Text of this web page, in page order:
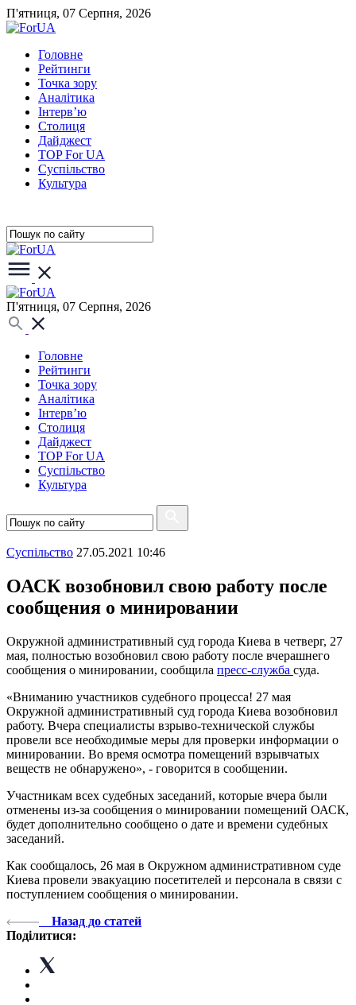
П'ятниця, 07 Серпня, 2026
Головне
Рейтинги
Точка зору
Аналітика
Інтерв’ю
Столиця
Дайджест
TOP For UA
Суспiльство
Культура
П'ятниця, 07 Серпня, 2026
Головне
Рейтинги
Точка зору
Аналітика
Інтерв’ю
Столиця
Дайджест
TOP For UA
Суспiльство
Культура
Суспiльство 27.05.2021 10:46
ОАСК возобновил свою работу после
сообщения о минировании
Окружной административный суд города Киева в четверг, 27
мая, полностью возобновил свою работу после вчерашнего
сообщения о минировании, сообщила пресс-служба суда.
«Вниманию участников судебного процесса! 27 мая
Окружной административный суд города Киева возобновил
работу. Вчера специалисты взрыво-технической службы
провели все необходимые меры для проверки информации о
минировании. Во время осмотра помещений взрывчатых
веществ не обнаружено», - говорится в сообщении.
Участникам всех судебных заседаний, которые вчера были
отменены из-за сообщения о минировании помещений ОАСК,
будет дополнительно сообщено о дате и времени судебных
заседаний.
Как сообщалось, 26 мая в Окружном административном суде
Киева провели эвакуацию посетителей и персонала в связи с
поступлением сообщения о минировании.
Назад до статей
Поділитися: